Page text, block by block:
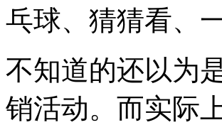
乓球、猜猜看
不知道的还以为
销活动。而实际